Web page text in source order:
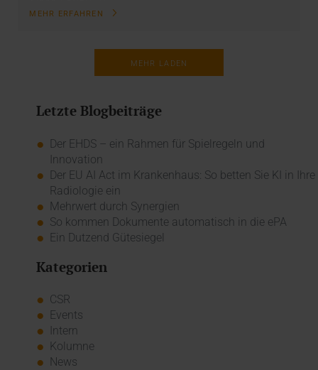
MEHR ERFAHREN
MEHR LADEN
Letzte Blogbeiträge
Der EHDS – ein Rahmen für Spielregeln und
Innovation
Der EU AI Act im Krankenhaus: So betten Sie KI in Ihre
Radiologie ein
Mehrwert durch Synergien
So kommen Dokumente automatisch in die ePA
Ein Dutzend Gütesiegel
Kategorien
CSR
Events
Intern
Kolumne
News